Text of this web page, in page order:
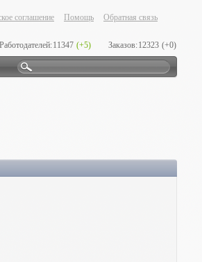
соглашение Помощь Обратная связь
Работодателей:11347 (+5) Заказов:12323 (+0)